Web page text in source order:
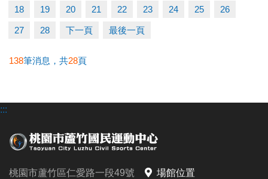
原信用卡、繳費憑證及發票至本中心辦理退費。
-洽詢專線：03-2639066 #112
-FB : 桃園市蘆竹國民運動中心
18 19 20 21 22 23 24 25 26
27 28 下一頁 最後一頁
138筆消息，共28頁
:::
桃園市蘆竹區仁愛路一段49號
場館位置